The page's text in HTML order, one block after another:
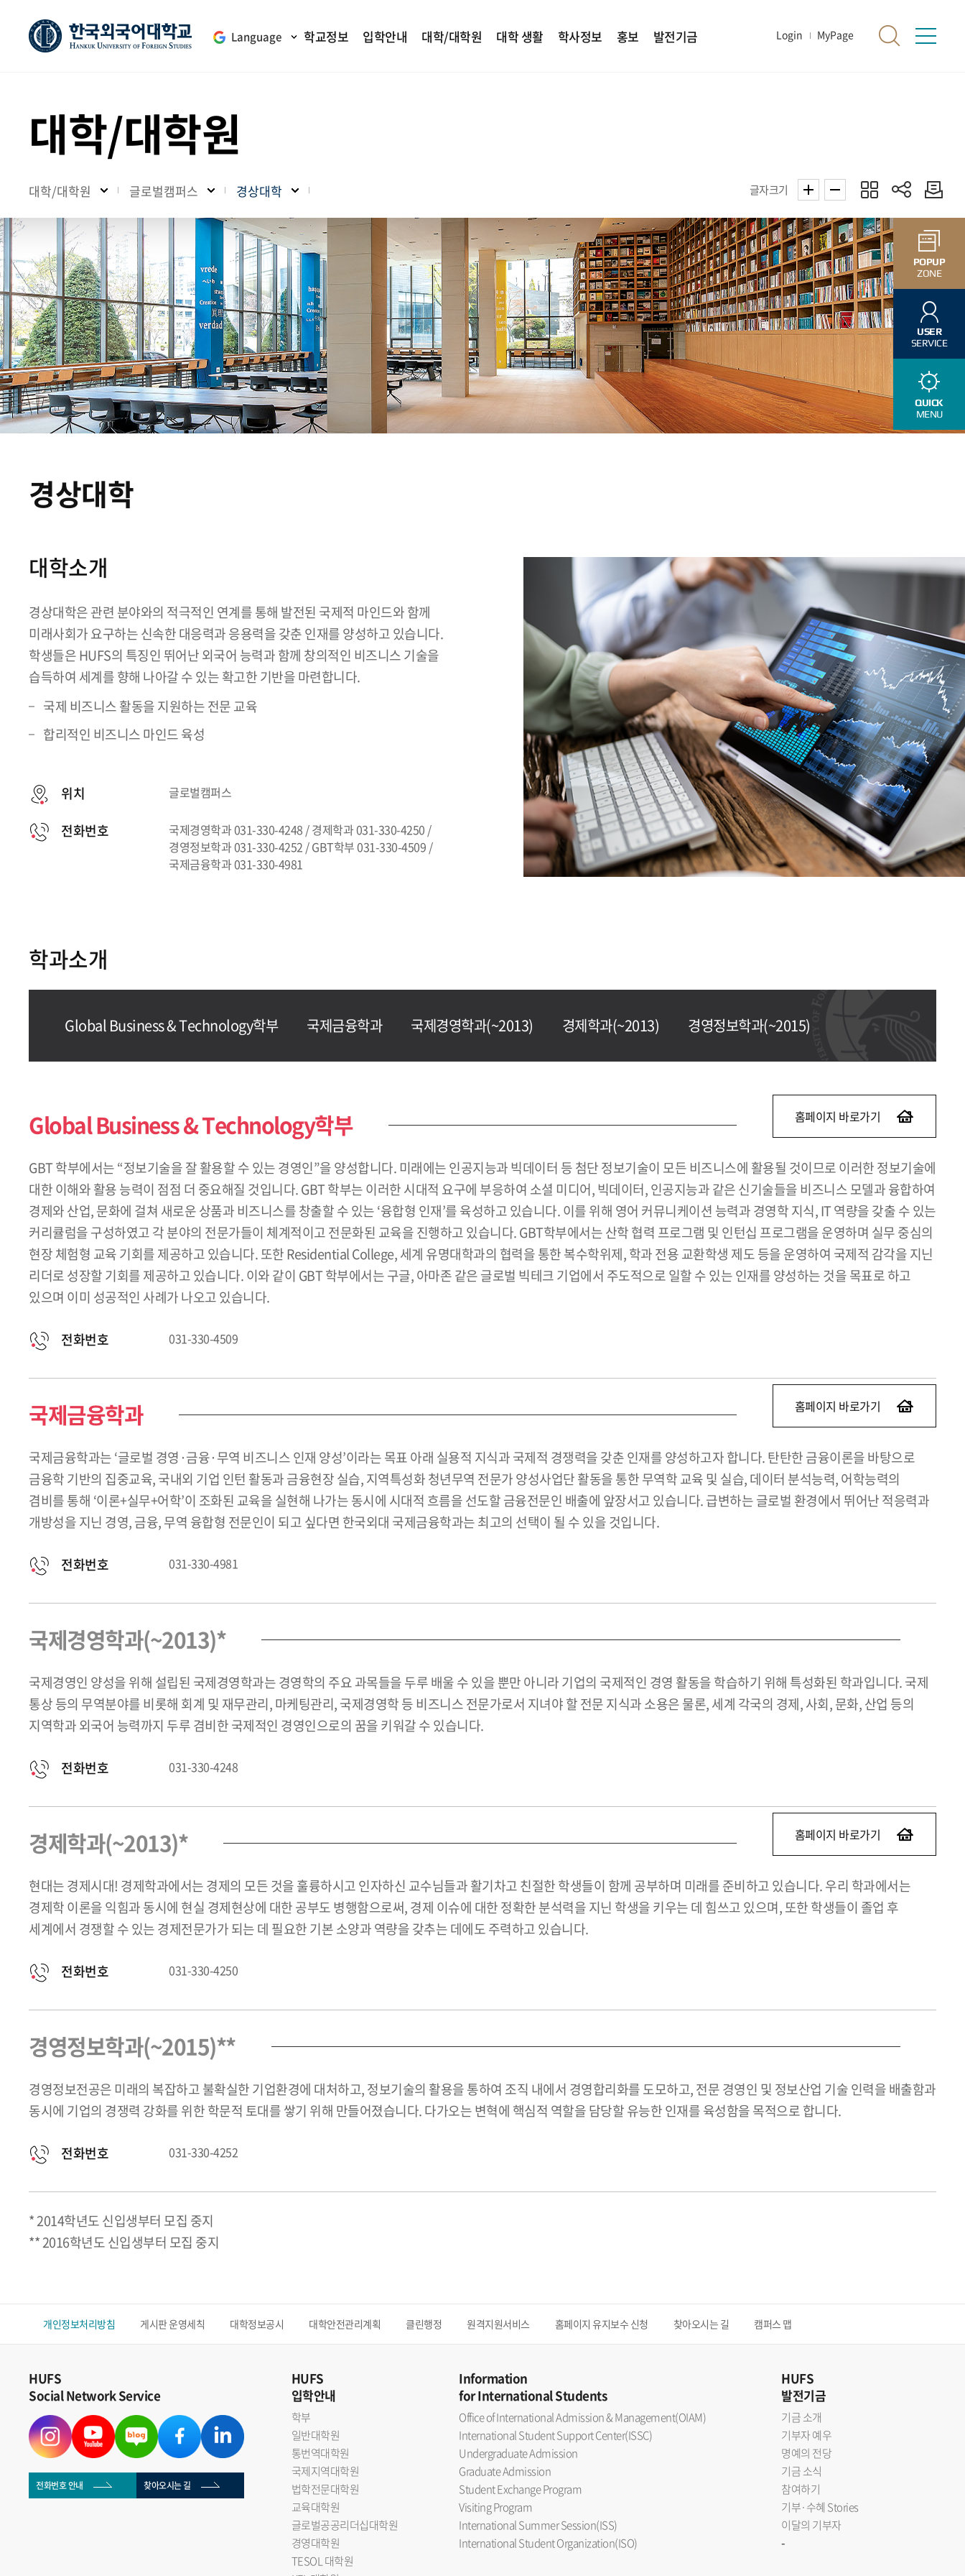
Language 학교정보 입학안내 대학/대학원 대학 생활 학사정보 홍보 발전기금 Login MyPage
대학/대학원
대학/대학원 글로벌캠퍼스 경상대학 글자크기
경상대학
대학소개
경상대학은 관련 분야와의 적극적인 연계를 통해 발전된 국제적 마인드와 함께
미래사회가 요구하는 신속한 대응력과 응용력을 갖춘 인재를 양성하고 있습니다.
학생들은 HUFS의 특징인 뛰어난 외국어 능력과 함께 창의적인 비즈니스 기술을
습득하여 세계를 향해 나아갈 수 있는 확고한 기반을 마련합니다.
국제 비즈니스 활동을 지원하는 전문 교육
합리적인 비즈니스 마인드 육성
위치 글로벌캠퍼스
전화번호
국제경영학과 031-330-4248 / 경제학과 031-330-4250 /
경영정보학과 031-330-4252 / GBT학부 031-330-4509 /
국제금융학과 031-330-4981
학과소개
Global Business & Technology학부 국제금융학과 국제경영학과(~2013) 경제학과(~2013) 경영정보학과(~2015)
Global Business & Technology학부 홈페이지 바로가기
GBT 학부에서는 “정보기술을 잘 활용할 수 있는 경영인”을 양성합니다. 미래에는 인공지능과 빅데이터 등 첨단 정보기술이 모든 비즈니스에 활용될 것이므로 이러한 정보기술에
대한 이해와 활용 능력이 점점 더 중요해질 것입니다. GBT 학부는 이러한 시대적 요구에 부응하여 소셜 미디어, 빅데이터, 인공지능과 같은 신기술들을 비즈니스 모델과 융합하여
경제와 산업, 문화에 걸쳐 새로운 상품과 비즈니스를 창출할 수 있는 ‘융합형 인재’를 육성하고 있습니다. 이를 위해 영어 커뮤니케이션 능력과 경영학 지식, IT 역량을 갖출 수 있는
커리큘럼을 구성하였고 각 분야의 전문가들이 체계적이고 전문화된 교육을 진행하고 있습니다. GBT학부에서는 산학 협력 프로그램 및 인턴십 프로그램을 운영하며 실무 중심의
현장 체험형 교육 기회를 제공하고 있습니다. 또한 Residential College, 세계 유명대학과의 협력을 통한 복수학위제, 학과 전용 교환학생 제도 등을 운영하여 국제적 감각을 지닌
리더로 성장할 기회를 제공하고 있습니다. 이와 같이 GBT 학부에서는 구글, 아마존 같은 글로벌 빅테크 기업에서 주도적으로 일할 수 있는 인재를 양성하는 것을 목표로 하고
있으며 이미 성공적인 사례가 나오고 있습니다.
전화번호 031-330-4509
국제금융학과 홈페이지 바로가기
국제금융학과는 ‘글로벌 경영·금융·무역 비즈니스 인재 양성’이라는 목표 아래 실용적 지식과 국제적 경쟁력을 갖춘 인재를 양성하고자 합니다. 탄탄한 금융이론을 바탕으로
금융학 기반의 집중교육, 국내외 기업 인턴 활동과 금융현장 실습, 지역특성화 청년무역 전문가 양성사업단 활동을 통한 무역학 교육 및 실습, 데이터 분석능력, 어학능력의
겸비를 통해 ‘이론+실무+어학’이 조화된 교육을 실현해 나가는 동시에 시대적 흐름을 선도할 금융전문인 배출에 앞장서고 있습니다. 급변하는 글로벌 환경에서 뛰어난 적응력과
개방성을 지닌 경영, 금융, 무역 융합형 전문인이 되고 싶다면 한국외대 국제금융학과는 최고의 선택이 될 수 있을 것입니다.
전화번호 031-330-4981
국제경영학과(~2013)*
국제경영인 양성을 위해 설립된 국제경영학과는 경영학의 주요 과목들을 두루 배울 수 있을 뿐만 아니라 기업의 국제적인 경영 활동을 학습하기 위해 특성화된 학과입니다. 국제
통상 등의 무역분야를 비롯해 회계 및 재무관리, 마케팅관리, 국제경영학 등 비즈니스 전문가로서 지녀야 할 전문 지식과 소용은 물론, 세계 각국의 경제, 사회, 문화, 산업 등의
지역학과 외국어 능력까지 두루 겸비한 국제적인 경영인으로의 꿈을 키워갈 수 있습니다.
전화번호 031-330-4248
경제학과(~2013)* 홈페이지 바로가기
현대는 경제시대! 경제학과에서는 경제의 모든 것을 훌륭하시고 인자하신 교수님들과 활기차고 친절한 학생들이 함께 공부하며 미래를 준비하고 있습니다. 우리 학과에서는
경제학 이론을 익힘과 동시에 현실 경제현상에 대한 공부도 병행함으로써, 경제 이슈에 대한 정확한 분석력을 지닌 학생을 키우는 데 힘쓰고 있으며, 또한 학생들이 졸업 후
세계에서 경쟁할 수 있는 경제전문가가 되는 데 필요한 기본 소양과 역량을 갖추는 데에도 주력하고 있습니다.
전화번호 031-330-4250
경영정보학과(~2015)**
경영정보전공은 미래의 복잡하고 불확실한 기업환경에 대처하고, 정보기술의 활용을 통하여 조직 내에서 경영합리화를 도모하고, 전문 경영인 및 정보산업 기술 인력을 배출함과
동시에 기업의 경쟁력 강화를 위한 학문적 토대를 쌓기 위해 만들어졌습니다. 다가오는 변혁에 핵심적 역할을 담당할 유능한 인재를 육성함을 목적으로 합니다.
전화번호 031-330-4252
* 2014학년도 신입생부터 모집 중지
** 2016학년도 신입생부터 모집 중지
개인정보처리방침 게시판 운영세칙 대학정보공시 대학안전관리계획 클린행정 원격지원서비스 홈페이지 유지보수 신청 찾아오시는 길 캠퍼스 맵
HUFS
Social Network Service
전화번호 안내 찾아오시는 길
HUFS
입학안내
학부
일반대학원
통번역대학원
국제지역대학원
법학전문대학원
교육대학원
글로벌공공리더십대학원
경영대학원
TESOL 대학원
Information
for International Students
Office of International Admission & Management(OIAM)
International Student Support Center(ISSC)
Undergraduate Admission
Graduate Admission
Student Exchange Program
Visiting Program
International Summer Session(ISS)
International Student Organization(ISO)
HUFS
발전기금
기금 소개
기부자 예우
명예의 전당
기금 소식
참여하기
기부·수혜 Stories
이달의 기부자
-
POPUP
ZONE
USER
SERVICE
QUICK
MENU